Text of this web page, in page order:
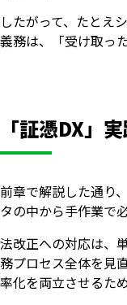
したがって、たとえ
義務は、「受け取っ
「証憑DX」
前章で解説した通り
タの中から手作業で
法改正への対応は、
務プロセス全体を見
率化を両立させるた